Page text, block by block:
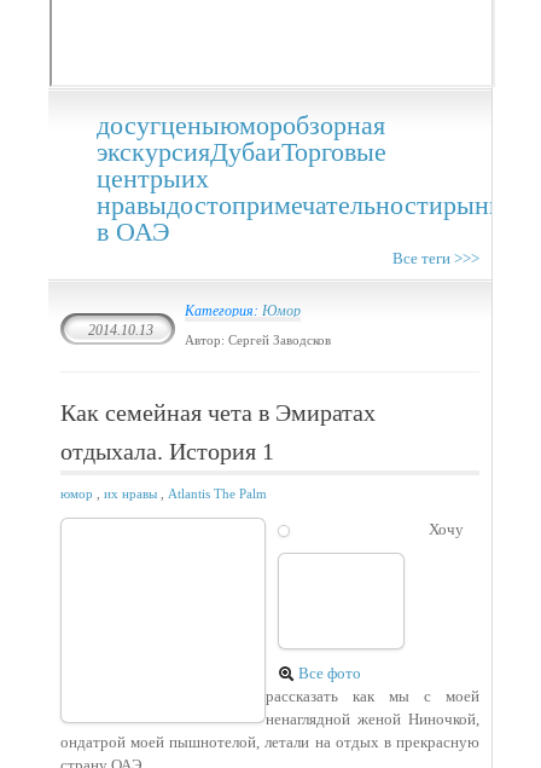
досугценыюморобзорная
экскурсияДубаиТорговые
центрыих
нравыдостопримечательностирынки
в ОАЭ
Все теги >>>
2014.10.13
Категория: Юмор
Автор: Сергей Заводсков
Как семейная чета в Эмиратах
отдыхала. История 1
юмор их нравы Atlantis The Palm
Все фото
Хочу
рассказать как мы с моей
ненаглядной женой Ниночкой,
ондатрой моей пышнотелой, летали на отдых в прекрасную